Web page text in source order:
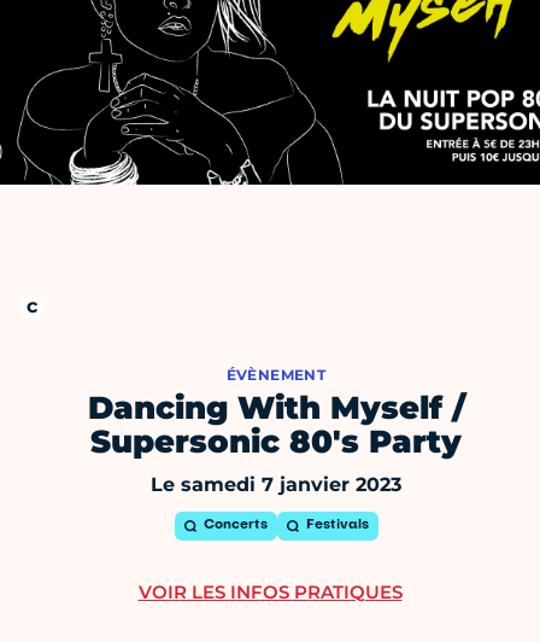
ÉVÈNEMENT
Dancing With Myself /
Supersonic 80's Party
Le samedi 7 janvier 2023
Concerts Festivals
VOIR LES INFOS PRATIQUES